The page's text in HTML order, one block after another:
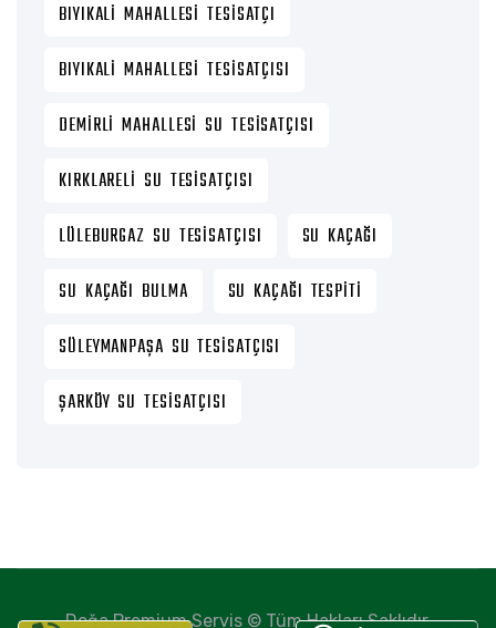
BIYIKALI MAHALLESI TESISATÇI
BIYIKALI MAHALLESI TESISATÇISI
DEMIRLI MAHALLESI SU TESISATÇISI
KIRKLARELI SU TESISATÇISI
LÜLEBURGAZ SU TESISATÇISI
SU KAÇAĞI
SU KAÇAĞI BULMA
SU KAÇAĞI TESPITI
SÜLEYMANPAŞA SU TESISATÇISI
ŞARKÖY SU TESISATÇISI
Doğa Premium Servis © Tüm Hakları Saklıdır.